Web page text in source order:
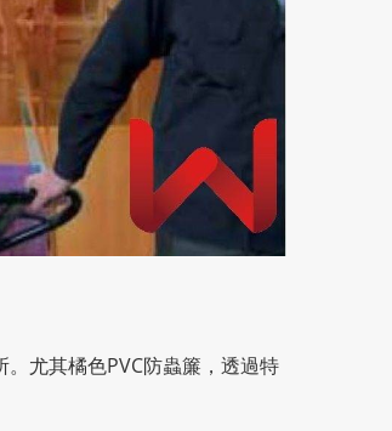
。尤其橘色PVC防蟲簾，透過特